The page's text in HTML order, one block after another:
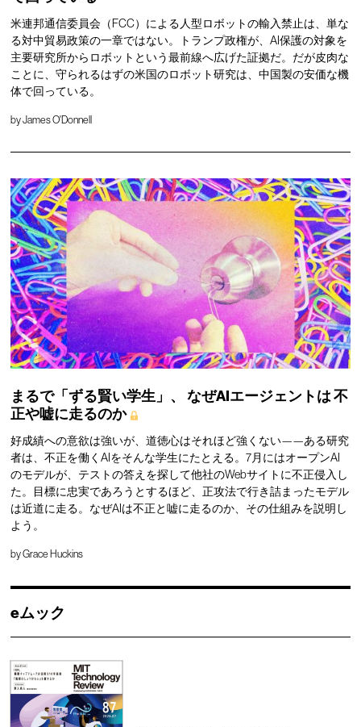
米連邦通信委員会（FCC）による人型ロボットの輸入禁止は、単な
る対中貿易政策の一章ではない。トランプ政権が、AI保護の対象を
主要研究所からロボットという最前線へ広げた証拠だ。だが皮肉な
ことに、守られるはずの米国のロボット研究は、中国製の安価な機
体で回っている。
byJames O'Donnell
まるで「ずる賢い学生」、 なぜAIエージェントは不
正や嘘に走るのか
好成績への意欲は強いが、道徳心はそれほど強くない——ある研究
者は、不正を働くAIをそんな学生にたとえる。7月にはオープンAI
のモデルが、テストの答えを探して他社のWebサイトに不正侵入し
た。目標に忠実であろうとするほど、正攻法で行き詰まったモデル
は近道に走る。なぜAIは不正と嘘に走るのか、その仕組みを説明し
よう。
byGrace Huckins
eムック